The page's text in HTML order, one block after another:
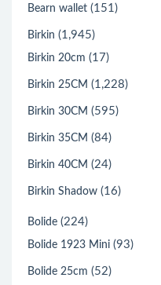
Bearn wallet (151)
Birkin (1,945)
Birkin 20cm (17)
Birkin 25CM (1,228)
Birkin 30CM (595)
Birkin 35CM (84)
Birkin 40CM (24)
Birkin Shadow (16)
Bolide (224)
Bolide 1923 Mini (93)
Bolide 25cm (52)